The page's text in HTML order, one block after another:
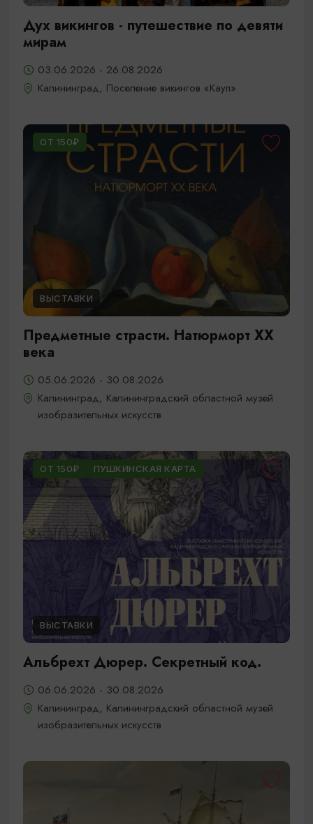
Дух викингов - путешествие по девяти
мирам
03.06.2026 - 26.08.2026
Калининград, Поселение викингов «Кауп»
ОТ 150₽
ВЫСТАВКИ
Предметные страсти. Натюрморт XX
века
05.06.2026 - 30.08.2026
Калининград, Калининградский областной музей
изобразительных искусств
ОТ 150₽ ПУШКИНСКАЯ КАРТА
ВЫСТАВКИ
Альбрехт Дюрер. Секретный код.
06.06.2026 - 30.08.2026
Калининград, Калининградский областной музей
изобразительных искусств